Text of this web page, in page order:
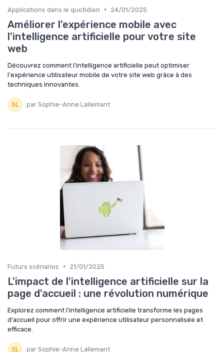
Applications dans le quotidien • 24/01/2025
Améliorer l'expérience mobile avec
l'intelligence artificielle pour votre site
web
Découvrez comment l'intelligence artificielle peut optimiser
l'expérience utilisateur mobile de votre site web grâce à des
techniques innovantes.
par Sophie-Anne Lallemant
Futurs scénarios • 21/01/2025
L'impact de l'intelligence artificielle sur la
page d'accueil : une révolution numérique
Explorez comment l'intelligence artificielle transforme les pages
d'accueil pour offrir une expérience utilisateur personnalisée et
efficace.
par Sophie-Anne Lallemant